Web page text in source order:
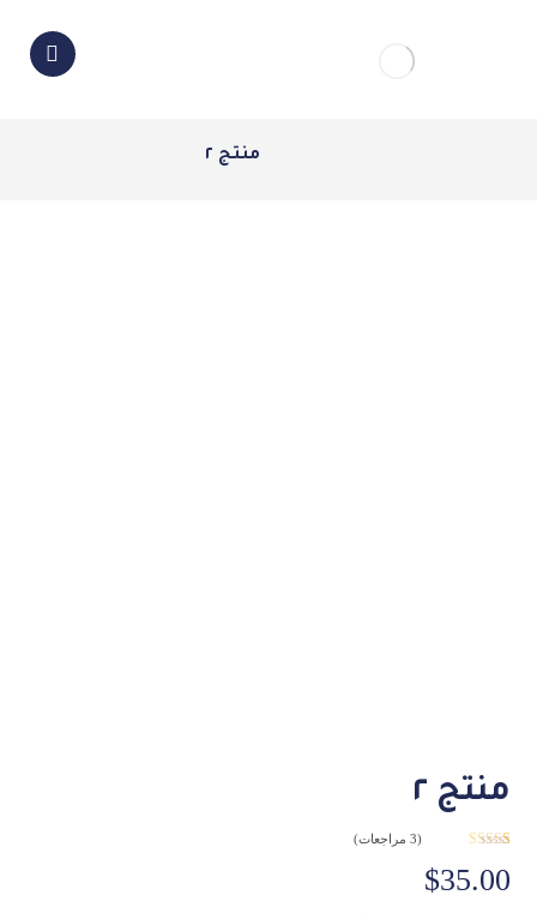
منتج ٢
منتج ٢
4.67
من 5
بناءً على
(
3 مراجعات)
$35.00